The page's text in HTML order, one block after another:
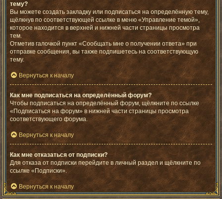
тему?
Вы можете создать закладку или подписаться на определённую тему,
щёлкнув по соответствующей ссылке в меню «Управление темой»,
которое находится в верхней и нижней части страницы просмотра
тем.
Отметив галочкой пункт «Сообщать мне о получении ответа» при
отправке сообщения, вы также подпишетесь на соответствующую
тему.
Вернуться к началу
Как мне подписаться на определённый форум?
Чтобы подписаться на определённый форум, щёлкните по ссылке
«Подписаться на форум» в нижней части страницы просмотра
соответствующего форума.
Вернуться к началу
Как мне отказаться от подписки?
Для отказа от подписки перейдите в личный раздел и щёлкните по
ссылке «Подписки».
Вернуться к началу